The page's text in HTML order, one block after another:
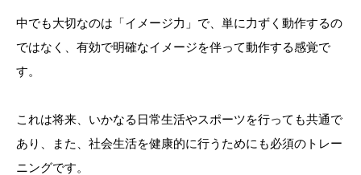
中でも大切なのは「イメージ力」で、単に力ずく動作するの
ではなく、有効で明確なイメージを伴って動作する感覚で
す。
これは将来、いかなる日常生活やスポーツを行っても共通で
あり、また、社会生活を健康的に行うためにも必須のトレー
ニングです。